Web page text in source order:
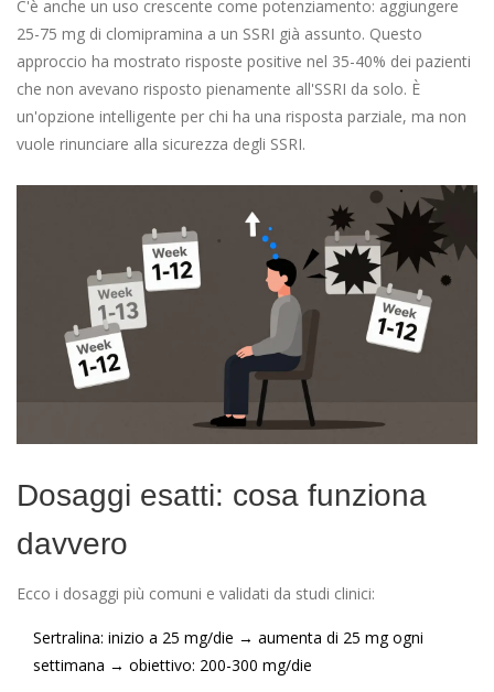
C'è anche un uso crescente come potenziamento: aggiungere
25-75 mg di clomipramina a un SSRI già assunto. Questo
approccio ha mostrato risposte positive nel 35-40% dei pazienti
che non avevano risposto pienamente all'SSRI da solo. È
un'opzione intelligente per chi ha una risposta parziale, ma non
vuole rinunciare alla sicurezza degli SSRI.
Dosaggi esatti: cosa funziona
davvero
Ecco i dosaggi più comuni e validati da studi clinici:
Sertralina: inizio a 25 mg/die → aumenta di 25 mg ogni
settimana → obiettivo: 200-300 mg/die